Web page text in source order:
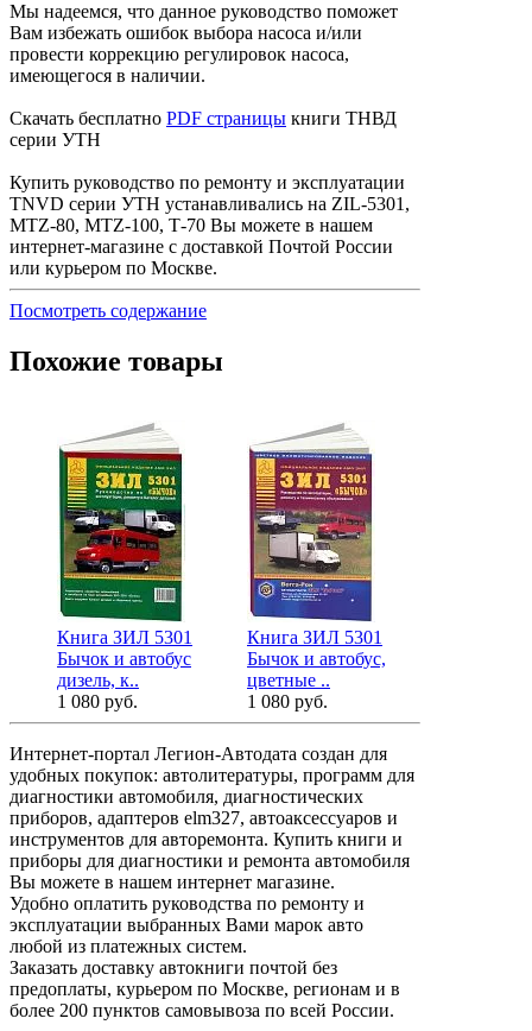
Мы надеемся, что данное руководство поможет
Вам избежать ошибок выбора насоса и/или
провести коррекцию регулировок насоса,
имеющегося в наличии.
Скачать бесплатно PDF страницы книги ТНВД
серии УТН
Купить руководство по ремонту и эксплуатации
TNVD серии УТН устанавливались на ZIL-5301,
MTZ-80, MTZ-100, Т-70 Вы можете в нашем
интернет-магазине с доставкой Почтой России
или курьером по Москве.
Посмотреть содержание
Похожие товары
Книга ЗИЛ 5301
Бычок и автобус
дизель, к..
1 080 руб.
Книга ЗИЛ 5301
Бычок и автобус,
цветные ..
1 080 руб.
Интернет-портал Легион-Автодата создан для
удобных покупок: автолитературы, программ для
диагностики автомобиля, диагностических
приборов, адаптеров elm327, автоаксессуаров и
инструментов для авторемонта. Купить книги и
приборы для диагностики и ремонта автомобиля
Вы можете в нашем интернет магазине.
Удобно оплатить руководства по ремонту и
эксплуатации выбранных Вами марок авто
любой из платежных систем.
Заказать доставку автокниги почтой без
предоплаты, курьером по Москве, регионам и в
более 200 пунктов самовывоза по всей России.